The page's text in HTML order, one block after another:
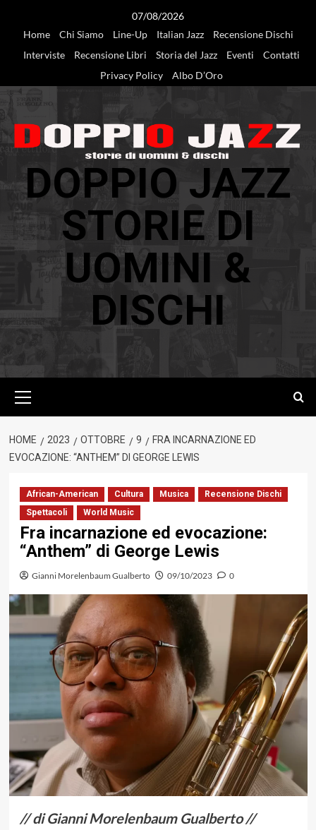
07/08/2026
Home
Chi Siamo Line-Up Italian Jazz
Recensione Dischi
Interviste
Recensione Libri Storia del Jazz Eventi
Contatti
Privacy Policy
Albo D’Oro
DOPPIO JAZZ
STORIE DI
UOMINI &
DISCHI
principale
HOME 2023 OTTOBRE 9
FRA INCARNAZIONE ED
EVOCAZIONE: “ANTHEM” DI GEORGE LEWIS
African-American Cultura Musica
Recensione Dischi
Spettacoli
World Music
Fra incarnazione ed evocazione:
“Anthem” di George Lewis
Gianni Morelenbaum Gualberto 09/10/2023 0
// di Gianni Morelenbaum Gualberto //